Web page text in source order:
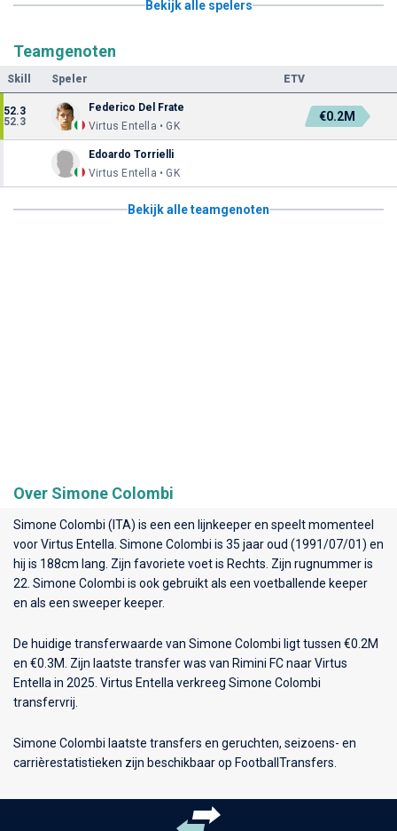
Bekijk alle spelers
Teamgenoten
Skill Speler ETV
52.3
52.3
Federico Del Frate
Virtus Entella • GK
€0.2M
Edoardo Torrielli
Virtus Entella • GK
Bekijk alle teamgenoten
Over Simone Colombi
Simone Colombi (ITA) is een een lijnkeeper en speelt momenteel
voorVirtus Entella . Simone Colombi is 35 jaar oud (1991/07/01) en
hij is 188cm lang. Zijn favoriete voet is Rechts. Zijn rugnummer is
22. Simone Colombi is ook gebruikt als een voetballende keeper
en als een sweeper keeper.
De huidige transferwaarde van Simone Colombi ligt tussen €0.2M
en €0.3M. Zijn laatste transfer was van Rimini FC naar Virtus
Entella in 2025. Virtus Entella verkreeg Simone Colombi
transfervrij.
Simone Colombi laatste transfers en geruchten, seizoens- en
carrièrestatistieken zijn beschikbaar op FootballTransfers.